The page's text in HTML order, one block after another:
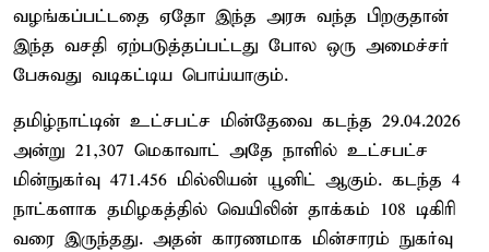
வழங்கப்பட்டதை ஏதோ இந்த அரசு வந்த பிறகுதான்
இந்த வசதி ஏற்படுத்தப்பட்டது போல ஒரு அமைச்சர்
பேசுவது வடிகட்டிய பொய்யாகும்.
தமிழ்நாட்டின் உட்சபட்ச மின்தேவை கடந்த 29.04.2026
அன்று 21,307 மெகாவாட் அதே நாளில் உட்சபட்ச
மின்நுகர்வு 471.456 மில்லியன் யூனிட் ஆகும். கடந்த 4
நாட்களாக தமிழகத்தில் வெயிலின் தாக்கம் 108 டிகிரி
வரை இருந்தது. அதன் காரணமாக மின்சாரம் நுகர்வு